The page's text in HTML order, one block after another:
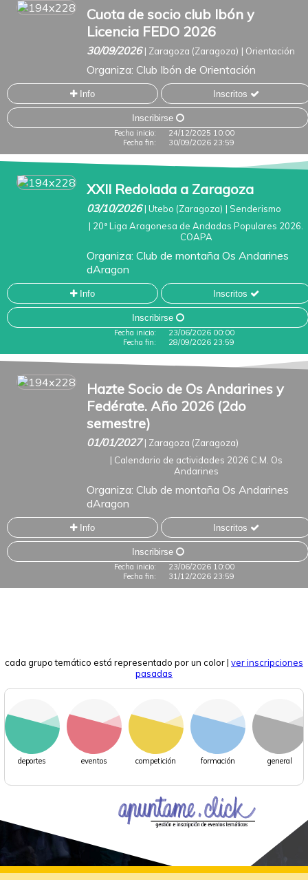
Cuota de socio club Ibón y
Licencia FEDO 2026
30/09/2026 | Zaragoza (Zaragoza) | Orientación
Organiza: Club Ibón de Orientación
Info Inscritos
Inscribirse
Fecha inicio:
24/12/2025 10:00
Fecha fin:
30/09/2026 23:59
XXII Redolada a Zaragoza
03/10/2026 | Utebo (Zaragoza) | Senderismo
| 20ª Liga Aragonesa de Andadas Populares 2026.
COAPA
Organiza: Club de montaña Os Andarines
dAragon
Info Inscritos
Inscribirse
Fecha inicio:
23/06/2026 00:00
Fecha fin:
28/09/2026 23:59
Hazte Socio de Os Andarines y
Fedérate. Año 2026 (2do
semestre)
01/01/2027 | Zaragoza (Zaragoza)
| Calendario de actividades 2026 C.M. Os
Andarines
Organiza: Club de montaña Os Andarines
dAragon
Info Inscritos
Inscribirse
Fecha inicio:
23/06/2026 10:00
Fecha fin:
31/12/2026 23:59
cada grupo temático está representado por un color| ver inscripciones
pasadas
deportes eventos competición formación general